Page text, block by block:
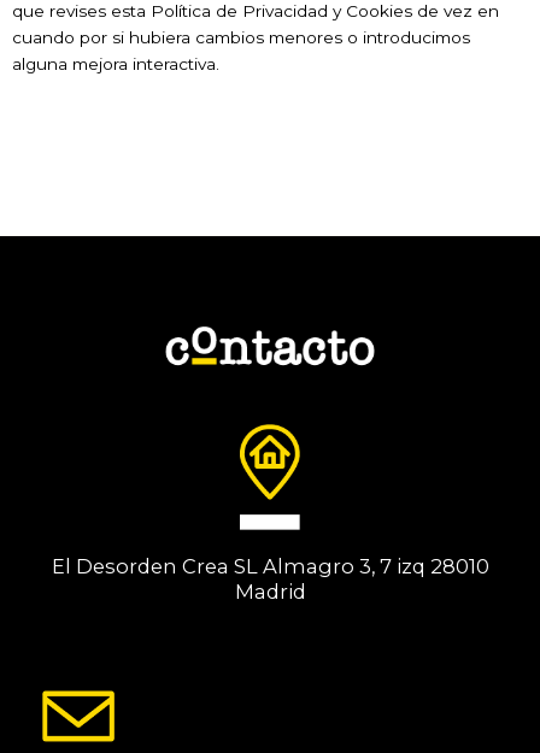
que revises esta Política de Privacidad y Cookies de vez en
cuando por si hubiera cambios menores o introducimos
alguna mejora interactiva.
El Desorden Crea SL Almagro 3, 7 izq 28010
Madrid